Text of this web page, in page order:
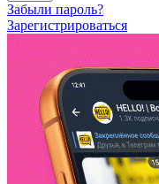
Забыли пароль?
Зарегистрироваться